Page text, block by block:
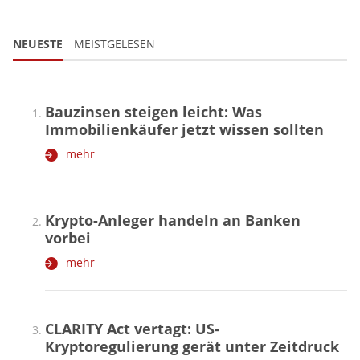
NEUESTE MEISTGELESEN
Bauzinsen steigen leicht: Was
Immobilienkäufer jetzt wissen sollten
mehr
Krypto-Anleger handeln an Banken
vorbei
mehr
CLARITY Act vertagt: US-
Kryptoregulierung gerät unter Zeitdruck